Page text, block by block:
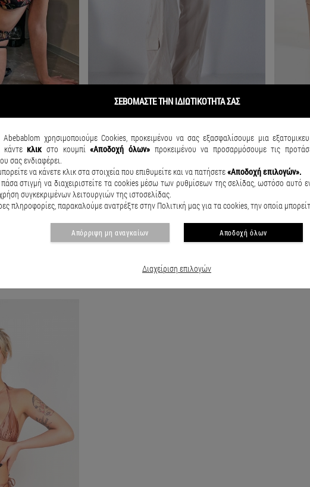
Μαύρο Urban black full length cargo Minu Μπεζ
€27.90 €34.90
Square
€24.90
ΕΙΔΑΤΕ ΠΡΟΣΦΑΤΑ
ΣΕΒΟΜΑΣΤΕ ΤΗΝ ΙΔΙΩΤΙΚΟΤΗΤΑ ΣΑΣ
Abebablom χρησιμοποιούμε Cookies, προκειμένου να σας εξασφαλίσουμε μια
κάντεκλικ στο κουμπί«Αποδοχή όλων»προκειμένου να προσαρμόσουμε τις
σας ενδιαφέρει.
να κάνετε κλικ στα στοιχεία που επιθυμείτε και να πατήσετε«Αποδοχή επιλογών».
στιγμή να διαχειριστείτε τα cookies μέσω των ρυθμίσεων της σελίδας, ωστόσο αυτό
συγκεκριμένων λειτουργιών της ιστοσελίδας.
πληροφορίες, παρακαλούμε ανατρέξτε στην Πολιτική μας για τα cookies, την οποία
Απόρριψη μη αναγκαίων Αποδοχή όλων
Διαχείριση επιλογών